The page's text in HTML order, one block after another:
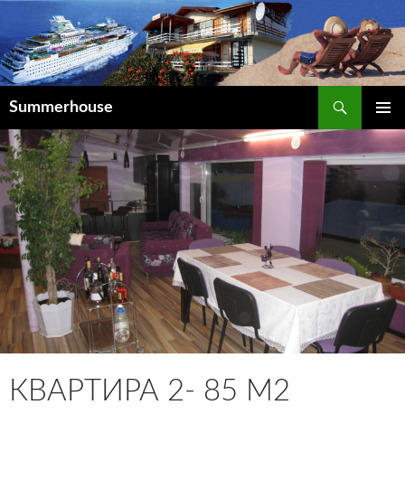
Summerhouse
К
СОДЕРЖИМОМУ
КВАРТИРА 2- 85 М2